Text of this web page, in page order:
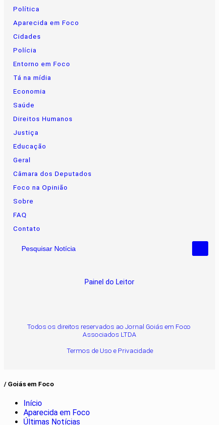
Política
Aparecida em Foco
Cidades
Polícia
Entorno em Foco
Tá na mídia
Economia
Saúde
Direitos Humanos
Justiça
Educação
Geral
Câmara dos Deputados
Foco na Opinião
Sobre
FAQ
Contato
Pesquisar Notícia
Painel do Leitor
Todos os direitos reservados ao Jornal Goiás em Foco
Associados LTDA
Termos de Uso e Privacidade
/ Goiás em Foco
Início
Aparecida em Foco
Últimas Notícias